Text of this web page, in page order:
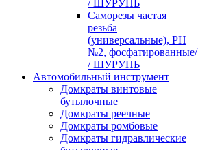
/ ШУРУПЬ
Саморезы частая
резьба
(универсальные), PH
№2, фосфатированные/
/ ШУРУПЬ
Автомобильный инструмент
Домкраты винтовые
бутылочные
Домкраты реечные
Домкраты ромбовые
Домкраты гидравлические